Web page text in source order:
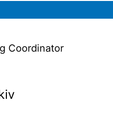
Coordinator